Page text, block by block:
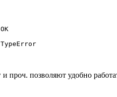
и проч. позволяют удобно